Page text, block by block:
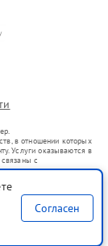
в отношении которых
Услуги оказываются в
с
оборот в соответствии
услуг или введения
услугах по
определяемой
Согласен